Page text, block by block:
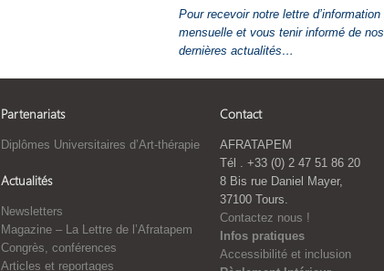
Pour recevoir notre lettre d’information
mensuelle et vous tenir informé de nos
dernières actualités…
Partenariats
Diplômes Universitaires d’Art-thérapie
Actualités
Newsletters
Magazine – La Lettre de l’Afratapem
Congrès, conférences
Articles et reportages
Contact
AFRATAPEM
Tél . +33 (0) 2 47 51 86 20
8 Bis rue Daniel Mayer,
37100 Tours.
Contactez nous !
Infos pratiques
Accessibilité et inclusion